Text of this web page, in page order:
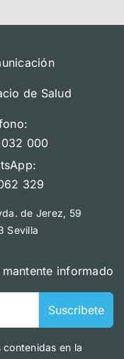
de Salud
000
329
de Jerez, 59
Sevilla
informado
Suscribete
en la